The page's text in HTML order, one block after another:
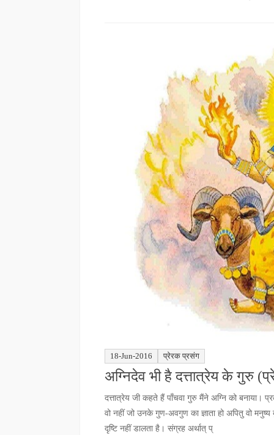
18-Jun-2016 प्रेरक प्रसंग
अग्निदेव भी है दत्तात्रेय के गुरु
दत्तात्रेय जी कहते हैं पाँचवा गुरु मैंने अग्नि को
वो नहीं जो उनके गुण-अवगुण का ज्ञाता हो अपितु वो
दृष्टि नहीं डालता है। संग्रह अर्थात् प्